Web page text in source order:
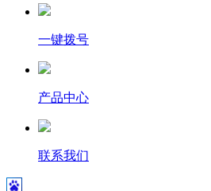
一键拨号
产品中心
联系我们